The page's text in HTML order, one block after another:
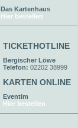
Das Kartenhaus
Hier bestellen
TICKETHOTLINE
Bergischer Löwe
Telefon: 02202 38999
KARTEN ONLINE
Eventim
Hier bestellen